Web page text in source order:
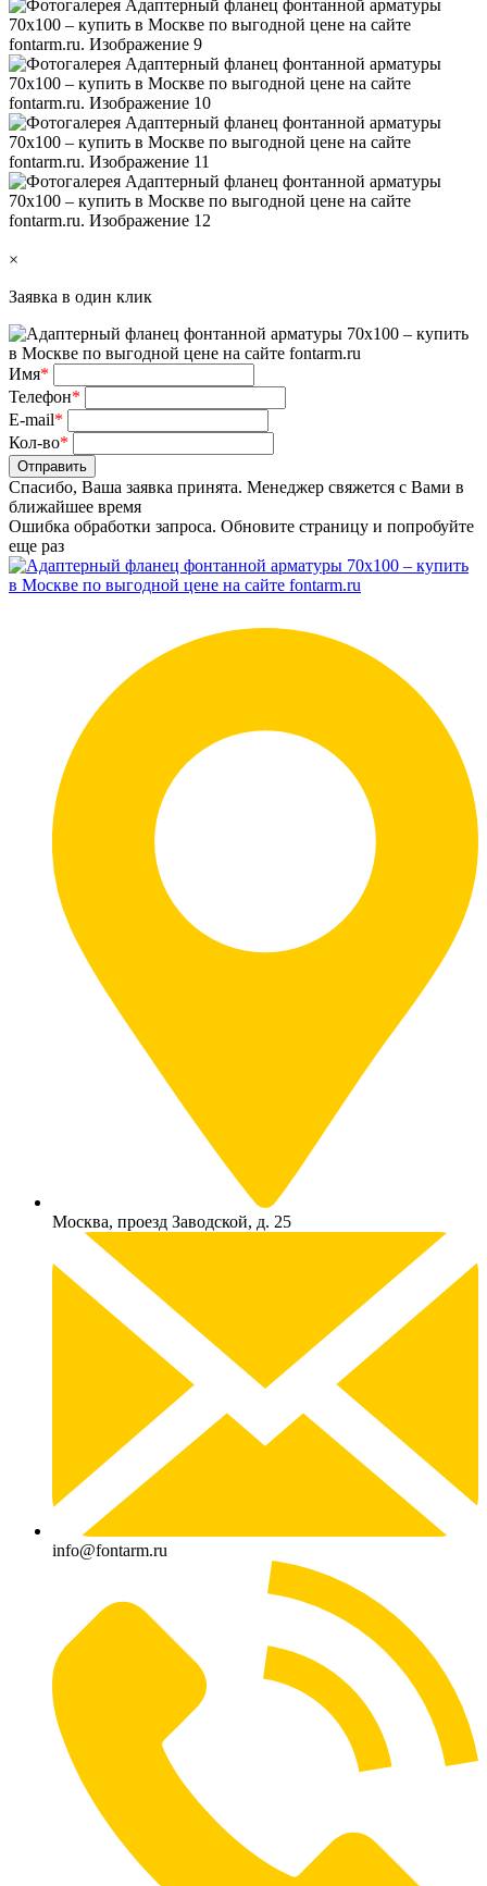
×
Заявка в один клик
Имя*
Телефон*
E-mail*
Кол-во*
Отправить
Спасибо, Ваша заявка принята. Менеджер свяжется с Вами в
ближайшее время
Ошибка обработки запроса. Обновите страницу и попробуйте
еще раз
Москва, проезд Заводской, д. 25
info@fontarm.ru